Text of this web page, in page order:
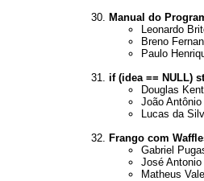
Manual do
Leonardo
Breno
Paulo
if (idea == NULL)
Douglas
João
Lucas da
Frango com
Gabriel
José
Matheus